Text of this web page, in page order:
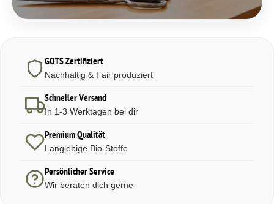
GOTS Zertifiziert
Nachhaltig & Fair produziert
Schneller Versand
In 1-3 Werktagen bei dir
Premium Qualität
Langlebige Bio-Stoffe
Persönlicher Service
Wir beraten dich gerne